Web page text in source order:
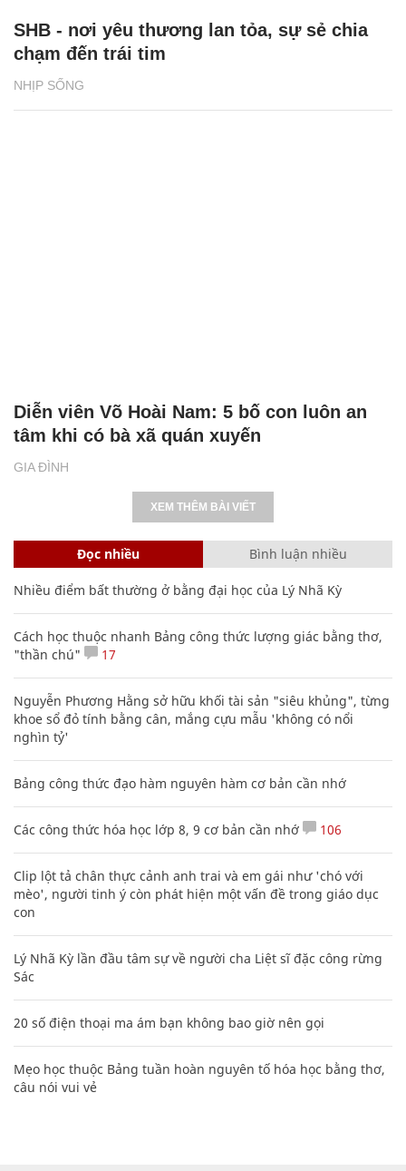
NHỊP SỐNG
SHB - nơi yêu thương lan tỏa, sự sẻ chia
chạm đến trái tim
GIA ĐÌNH
Diễn viên Võ Hoài Nam: 5 bố con luôn an
tâm khi có bà xã quán xuyến
XEM THÊM BÀI VIẾT
Đọc nhiều Bình luận nhiều
Nhiều điểm bất thường ở bằng đại học của Lý Nhã Kỳ
Cách học thuộc nhanh Bảng công thức lượng giác bằng thơ,
"thần chú"
17
Nguyễn Phương Hằng sở hữu khối tài sản "siêu khủng", từng
khoe sổ đỏ tính bằng cân, mắng cựu mẫu 'không có nổi
nghìn tỷ'
Bảng công thức đạo hàm nguyên hàm cơ bản cần nhớ
Các công thức hóa học lớp 8, 9 cơ bản cần nhớ 106
Clip lột tả chân thực cảnh anh trai và em gái như 'chó với
mèo', người tinh ý còn phát hiện một vấn đề trong giáo dục
con
Lý Nhã Kỳ lần đầu tâm sự về người cha Liệt sĩ đặc công rừng
Sác
20 số điện thoại ma ám bạn không bao giờ nên gọi
Mẹo học thuộc Bảng tuần hoàn nguyên tố hóa học bằng thơ,
câu nói vui vẻ